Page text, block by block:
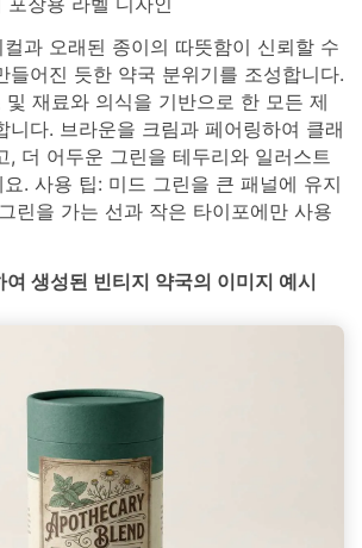
과 오래된 종이의 따뜻함이 신뢰할 수
들어진 듯한 약국 분위기를 조성합니다.
및 재료와 의식을 기반으로 한 모든 제
니다. 브라운을 크림과 페어링하여 클래
, 더 어두운 그린을 테두리와 일러스트
. 사용 팁: 미드 그린을 큰 패널에 유지
린을 가는 선과 작은 타이포에만 사용
생성된 빈티지 약국의 이미지 예시